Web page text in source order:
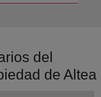
del
de Altea